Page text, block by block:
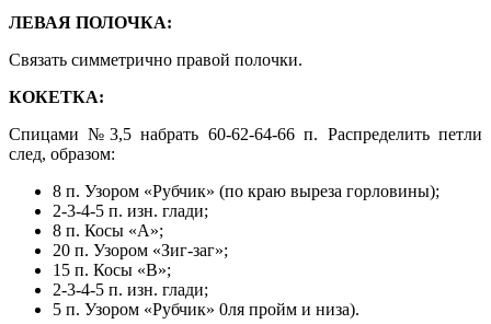
ЛЕВАЯ ПОЛОЧКА:
Связать симметрично правой полочки.
КОКЕТКА:
Спицами №3,5 набрать 60-62-64-66 п. Распределить петли
след, образом:
8 п. Узором «Рубчик» (по краю выреза горловины);
2-3-4-5 п. изн. глади;
8 п. Косы «А»;
20 п. Узором «Зиг-заг»;
15 п. Косы «В»;
2-3-4-5 п. изн. глади;
5 п. Узором «Рубчик» 0ля пройм и низа).